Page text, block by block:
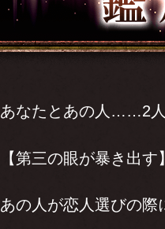
あなたとあの人……2
【第三の眼が暴き出
あの人が恋人選びの際